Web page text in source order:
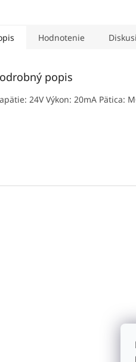
Hodnotenie
popis
24V Výkon: 20mA Pätica: